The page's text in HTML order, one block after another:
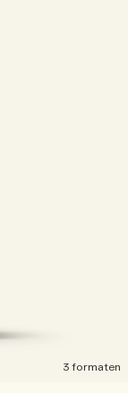
3 formaten